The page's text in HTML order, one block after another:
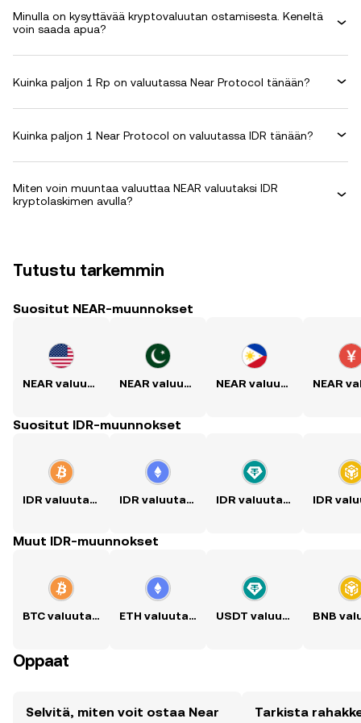
Minulla on kysyttävää kryptovaluutan ostamisesta. Keneltä
voin saada apua?
Kuinka paljon 1 Rp on valuutassa Near Protocol tänään?
Kuinka paljon 1 Near Protocol on valuutassa IDR tänään?
Miten voin muuntaa valuuttaa NEAR valuutaksi IDR
kryptolaskimen avulla?
Tutustu tarkemmin
Suositut NEAR-muunnokset
NEAR valuutaksi USD NEAR valuutaksi PKR NEAR valuutaksi PHP
Suositut IDR-muunnokset
IDR valuutaksi BTC IDR valuutaksi ETH IDR valuutaksi USDT
Muut IDR-muunnokset
BTC valuutaksi IDR ETH valuutaksi IDR USDT valuutaksi IDR
Oppaat
Selvitä, miten voit ostaa Near
Tarkista